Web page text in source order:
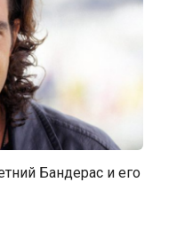
Бандерас и его